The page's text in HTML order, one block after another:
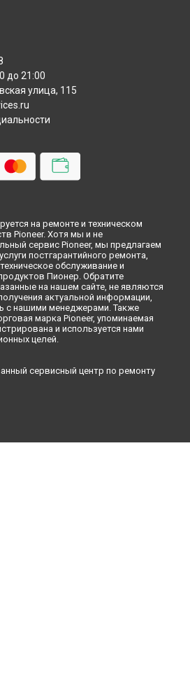
XDJ-1000 MK4 Pioneer в
XDJ-1000 MK4 Pioneer в
XDJ-1000 MK4 Pioneer в
XDJ-1000 MK4 Pioneer в
до 21:00
улица, 115
на ремонте и техническом
Pioneer. Хотя мы и не
сервис Pioneer, мы предлагаем
постгарантийного ремонта,
обслуживание и
Пионер. Обратите
на нашем сайте, не являются
актуальной информации,
с нашими менеджерами. Также
марка Pioneer, упоминаемая
и используется нами
целей.
сервисный центр по ремонту